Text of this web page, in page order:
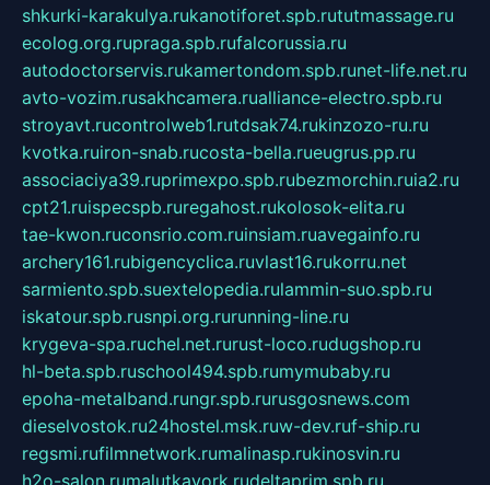
shkurki-karakulya.rukanotiforet.spb.rututmassage.ru
ecolog.org.rupraga.spb.rufalcorussia.ru
autodoctorservis.rukamertondom.spb.runet-life.net.ru
avto-vozim.rusakhcamera.rualliance-electro.spb.ru
stroyavt.rucontrolweb1.rutdsak74.rukinzozo-ru.ru
kvotka.ruiron-snab.rucosta-bella.rueugrus.pp.ru
associaciya39.ruprimexpo.spb.rubezmorchin.ruia2.ru
cpt21.ruispecspb.ruregahost.rukolosok-elita.ru
tae-kwon.ruconsrio.com.ruinsiam.ruavegainfo.ru
archery161.rubigencyclica.ruvlast16.rukorru.net
sarmiento.spb.suextelopedia.rulammin-suo.spb.ru
iskatour.spb.rusnpi.org.rurunning-line.ru
krygeva-spa.ruchel.net.rurust-loco.rudugshop.ru
hl-beta.spb.ruschool494.spb.rumymubaby.ru
epoha-metalband.rungr.spb.rurusgosnews.com
dieselvostok.ru24hostel.msk.ruw-dev.ruf-ship.ru
regsmi.rufilmnetwork.rumalinasp.rukinosvin.ru
h2o-salon.rumalutkayork.rudeltaprim.spb.ru